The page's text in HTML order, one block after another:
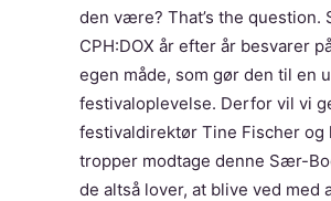
den være? That’s the question.
CPH:DOX år efter år besvarer
egen måde, som gør den til en
festivaloplevelse. Derfor vil vi
festivaldirektør Tine Fischer og
tropper modtage denne Sær-
de altså lover, at blive ved med